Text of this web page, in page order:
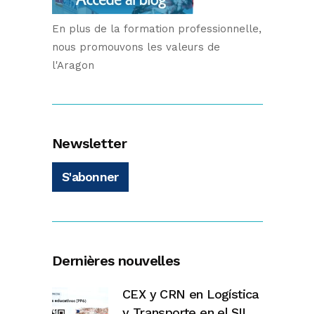
En plus de la formation professionnelle,
nous promouvons les valeurs de
l'Aragon
Newsletter
S'abonner
Dernières nouvelles
CEX y CRN en Logística